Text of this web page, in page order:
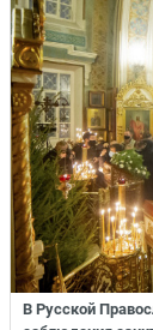
В Русской